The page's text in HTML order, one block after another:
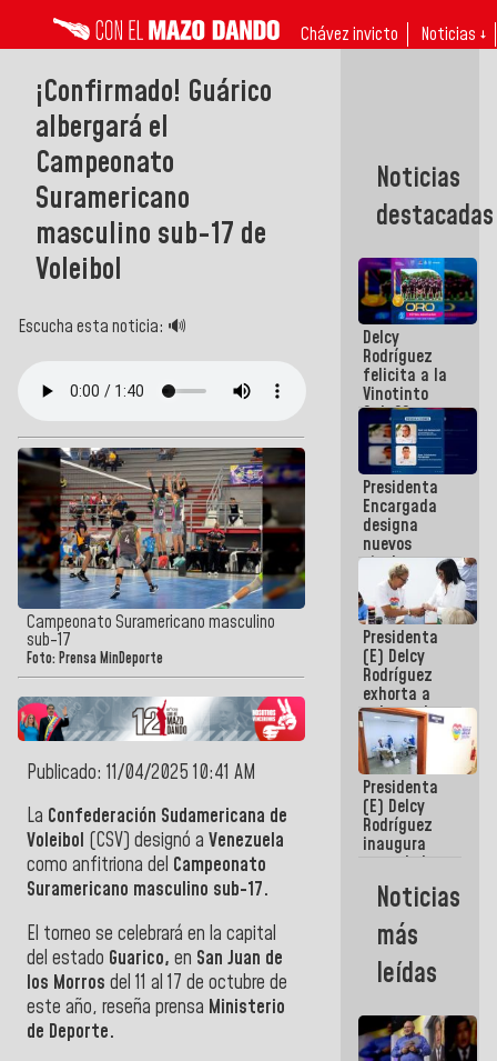
Chávez invicto Noticias ↓
¡Confirmado! Guárico
albergará el
Campeonato
Suramericano
masculino sub-17 de
Voleibol
Escucha esta noticia: 🔊
Campeonato Suramericano masculino
sub-17
Foto: Prensa MinDeporte
Publicado: 11/04/2025 10:41 AM
La Confederación Sudamericana de
Voleibol (CSV) designó a Venezuela
como anfitriona del Campeonato
Suramericano masculino sub-17.
El torneo se celebrará en la capital
del estado Guarico, en San Juan de
los Morros del 11 al 17 de octubre de
este año, reseña prensa Ministerio
de Deporte.
Noticias
destacadas
Delcy
Rodríguez
felicita a la
Vinotinto
Sub 20
campeona
frente
México Sub
23 en los
Centroamericanos
Presidenta
Encargada
designa
nuevos
titulares en
Viceministerio
de Energía
Eléctrica y
CORPOELEC
Presidenta
(E) Delcy
Rodríguez
exhorta a
gobernadores
y alcaldes a
edificar
casas para
abuelos
Presidenta
(E) Delcy
Rodríguez
inaugura
casa de los
Abuelos
Primavera
en Caracas
Noticias
más
leídas